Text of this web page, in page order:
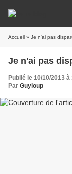
Accueil » Je n'ai pas
Je n'ai pas
Publié le 10/10/2013 à
Par Guyloup